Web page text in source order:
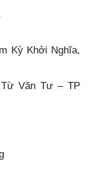
Kỳ Khởi Nghĩa,
Văn Tư – TP